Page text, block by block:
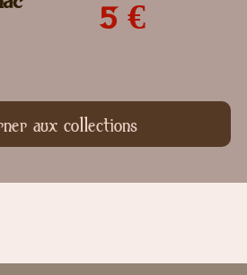
5 €
aux collections